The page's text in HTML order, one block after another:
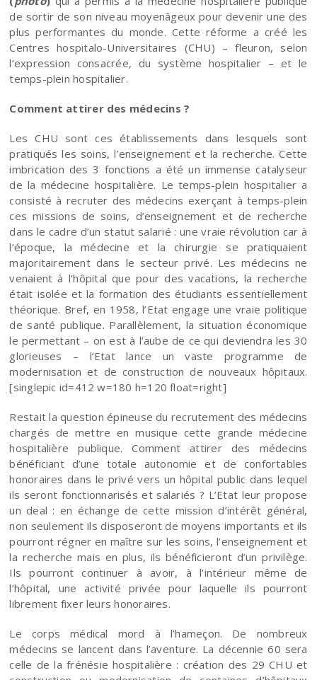
de sortir de son niveau moyenâgeux pour devenir une des
plus performantes du monde. Cette réforme a créé les
Centres hospitalo-Universitaires (CHU) – fleuron, selon
l’expression consacrée, du système hospitalier – et le
temps-plein hospitalier.
Comment attirer des médecins ?
Les CHU sont ces établissements dans lesquels sont
pratiqués les soins, l’enseignement et la recherche. Cette
imbrication des 3 fonctions a été un immense catalyseur
de la médecine hospitalière. Le temps-plein hospitalier a
consisté à recruter des médecins exerçant à temps-plein
ces missions de soins, d’enseignement et de recherche
dans le cadre d’un statut salarié : une vraie révolution car à
l’époque, la médecine et la chirurgie se pratiquaient
majoritairement dans le secteur privé. Les médecins ne
venaient à l’hôpital que pour des vacations, la recherche
était isolée et la formation des étudiants essentiellement
théorique. Bref, en 1958, l’Etat engage une vraie politique
de santé publique. Parallèlement, la situation économique
le permettant – on est à l’aube de ce qui deviendra les 30
glorieuses – l’Etat lance un vaste programme de
modernisation et de construction de nouveaux hôpitaux.
[singlepic id=412 w=180 h=120 float=right]
Restait la question épineuse du recrutement des médecins
chargés de mettre en musique cette grande médecine
hospitalière publique. Comment attirer des médecins
bénéficiant d’une totale autonomie et de confortables
honoraires dans le privé vers un hôpital public dans lequel
ils seront fonctionnarisés et salariés ? L’Etat leur propose
un deal : en échange de cette mission d’intérêt général,
non seulement ils disposeront de moyens importants et ils
pourront régner en maître sur les soins, l’enseignement et
la recherche mais en plus, ils bénéficieront d’un privilège.
Ils pourront continuer à avoir, à l’intérieur même de
l’hôpital, une activité privée pour laquelle ils pourront
librement fixer leurs honoraires.
Le corps médical mord à l’hameçon. De nombreux
médecins se lancent dans l’aventure. La décennie 60 sera
celle de la frénésie hospitalière : création des 29 CHU et